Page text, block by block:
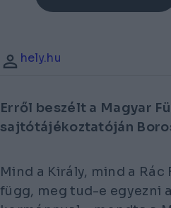
hely.hu
Erről beszélt a Magyar
sajtótájékoztatóján
Mind a Király, mind a
függ, meg tud-e egyezni